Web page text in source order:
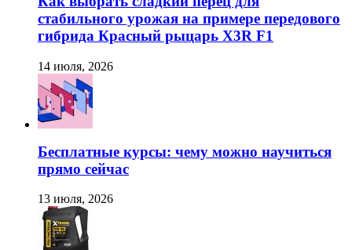
стабильного урожая на примере передового
гибрида Красный рыцарь X3R F1
14 июля, 2026
Бесплатные курсы: чему можно научиться
прямо сейчас
13 июля, 2026